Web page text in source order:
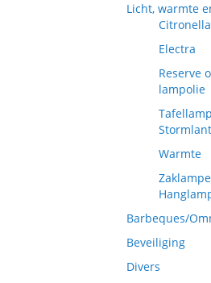
Licht, warmte
Citronella
Electra
Reserve
lampolie
Warmte
Barbeques/
Beveiliging
Divers